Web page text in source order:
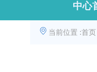
中心
当前位置 :首页